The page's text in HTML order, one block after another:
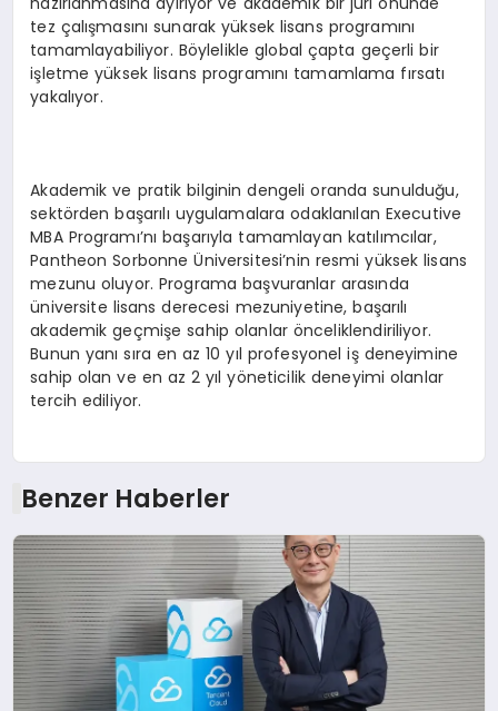
tez çalışmasını sunarak yüksek lisans programını
tamamlayabiliyor. Böylelikle global çapta geçerli bir
işletme yüksek lisans programını tamamlama fırsatı
yakalıyor.
Akademik ve pratik bilginin dengeli oranda sunulduğu,
sektörden başarılı uygulamalara odaklanılan Executive
MBA Programı’nı başarıyla tamamlayan katılımcılar,
Pantheon Sorbonne Üniversitesi’nin resmi yüksek lisans
mezunu oluyor. Programa başvuranlar arasında
üniversite lisans derecesi mezuniyetine, başarılı
akademik geçmişe sahip olanlar önceliklendiriliyor.
Bunun yanı sıra en az 10 yıl profesyonel iş deneyimine
sahip olan ve en az 2 yıl yöneticilik deneyimi olanlar
tercih ediliyor.
Benzer Haberler